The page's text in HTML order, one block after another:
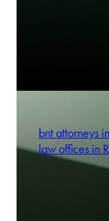
bnt attorneys
law offices in